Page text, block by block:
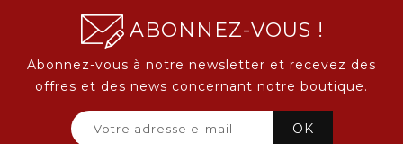
ABONNEZ-VOUS !
Abonnez-vous à notre newsletter et recevez des
offres et des news concernant notre boutique.